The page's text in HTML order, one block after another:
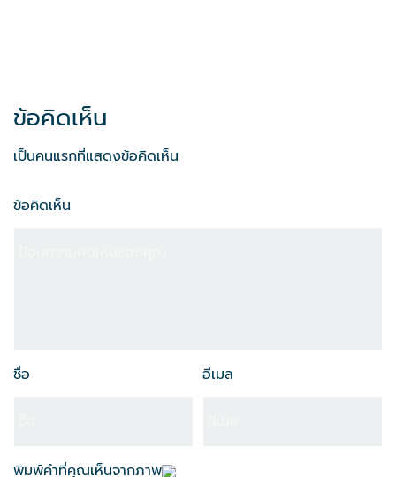
ข้อคิดเห็น
เป็นคนแรกที่แสดงข้อคิดเห็น
ข้อคิดเห็น
ชื่อ อีเมล
พิมพ์คำที่คุณเห็นจากภาพ